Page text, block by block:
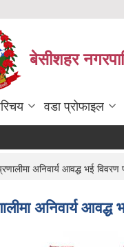
बेसीशहर
वडा प्रोफाइल
अनिवार्य आवद्ध भई विवरण
अनिवार्य आवद्ध